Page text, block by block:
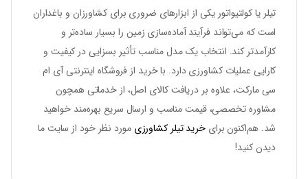
تیلر یا کولتیواتور یکی از ابزارهای ضروری برای کشاورزان و باغداران
است که می‌تواند فرآیند آماده‌سازی زمین را بسیار ساده‌تر و
کارآمدتر کند. انتخاب یک مدل مناسب تأثیر بسزایی در کیفیت و
کارایی عملیات کشاورزی دارد. با خرید از فروشگاه اینترنتیآی ام
سی مارکت، علاوه بر دریافت کالای اصل، از خدماتی همچون
مشاوره تخصصی، قیمت مناسب و ارسال سریع بهره‌مند خواهید
شد. هم‌اکنون برای خرید تیلر کشاورزی مورد نظر خود از سایت ما
دیدن کنید!